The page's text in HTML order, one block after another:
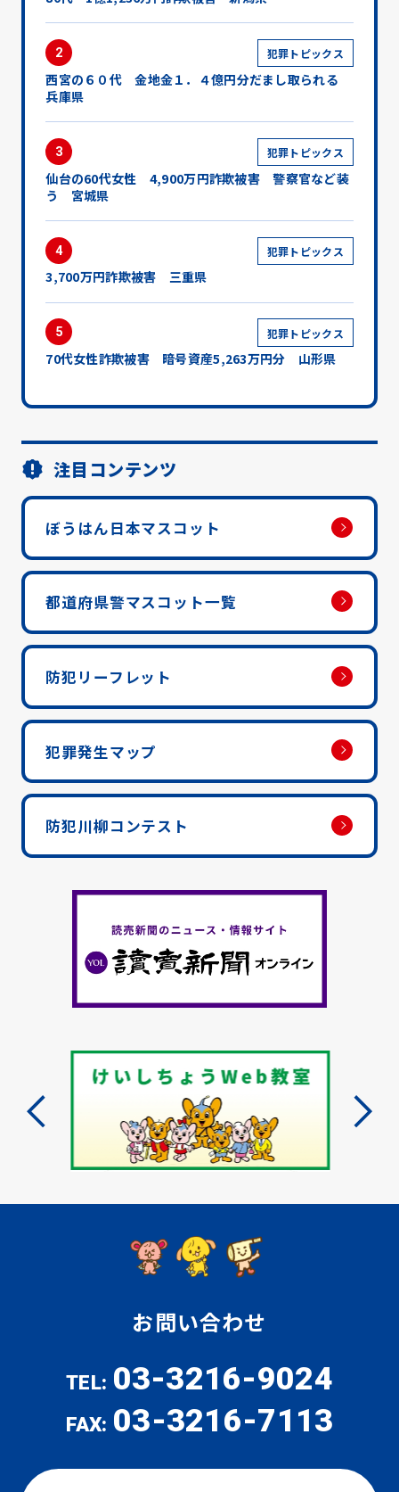
2 犯罪トピックス
西宮の６０代 金地金１．４億円分だまし取られる
兵庫県
3 犯罪トピックス
仙台の60代女性 4,900万円詐欺被害 警察官など装
う 宮城県
4 犯罪トピックス
3,700万円詐欺被害 三重県
5 犯罪トピックス
70代女性詐欺被害 暗号資産5,263万円分 山形県
注目コンテンツ
ぼうはん日本マスコット
都道府県警マスコット一覧
防犯リーフレット
犯罪発生マップ
防犯川柳コンテスト
お問い合わせ
TEL: 03-3216-9024
FAX: 03-3216-7113